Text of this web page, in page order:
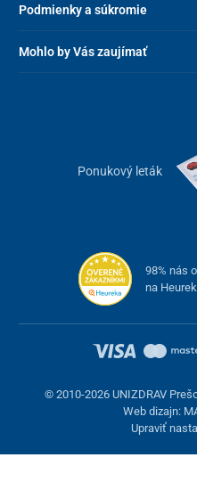
Podmienky a súkromie
Mohlo by Vás zaujímať
Ponukový leták
98% nás
na
© 2010-2026 UNIZDRAV
Web dizajn:
Upraviť